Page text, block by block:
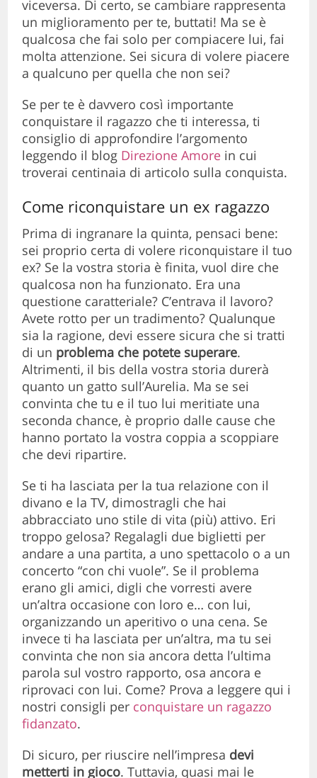
viceversa. Di certo, se cambiare rappresenta
un miglioramento per te, buttati! Ma se è
qualcosa che fai solo per compiacere lui, fai
molta attenzione. Sei sicura di volere piacere
a qualcuno per quella che non sei?
Se per te è davvero così importante
conquistare il ragazzo che ti interessa, ti
consiglio di approfondire l’argomento
leggendo il blog Direzione Amore in cui
troverai centinaia di articolo sulla conquista.
Come riconquistare un ex ragazzo
Prima di ingranare la quinta, pensaci bene:
sei proprio certa di volere riconquistare il tuo
ex? Se la vostra storia è finita, vuol dire che
qualcosa non ha funzionato. Era una
questione caratteriale? C’entrava il lavoro?
Avete rotto per un tradimento? Qualunque
sia la ragione, devi essere sicura che si tratti
di un problema che potete superare.
Altrimenti, il bis della vostra storia durerà
quanto un gatto sull’Aurelia. Ma se sei
convinta che tu e il tuo lui meritiate una
seconda chance, è proprio dalle cause che
hanno portato la vostra coppia a scoppiare
che devi ripartire.
Se ti ha lasciata per la tua relazione con il
divano e la TV, dimostragli che hai
abbracciato uno stile di vita (più) attivo. Eri
troppo gelosa? Regalagli due biglietti per
andare a una partita, a uno spettacolo o a un
concerto “con chi vuole”. Se il problema
erano gli amici, digli che vorresti avere
un’altra occasione con loro e… con lui,
organizzando un aperitivo o una cena. Se
invece ti ha lasciata per un’altra, ma tu sei
convinta che non sia ancora detta l’ultima
parola sul vostro rapporto, osa ancora e
riprovaci con lui. Come? Prova a leggere qui i
nostri consigli per conquistare un ragazzo
fidanzato.
Di sicuro, per riuscire nell’impresa devi
metterti in gioco. Tuttavia, quasi mai le